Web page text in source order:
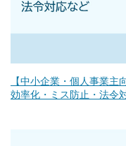
【中小企業・個人事業
効率化・ミス防止・法令